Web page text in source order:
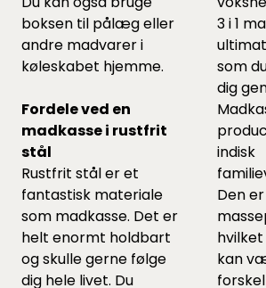
boksen til pålæg eller
andre madvarer i
køleskabet hjemme.
Fordele ved en
madkasse i rustfrit
stål
Rustfrit stål er et
fantastisk materiale
som madkasse. Det er
helt enormt holdbart
og skulle gerne følge
dig hele livet. Du
3 i 1
som
dig
indisk
Den
kan